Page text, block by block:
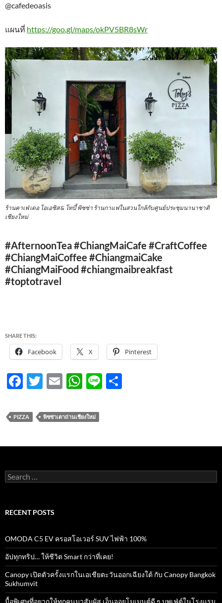
@cafedeoasis
แผนที่ https://goo.gl/maps/okPV5BR8sWr
ร้านคาเฟ่ เดอ โอเอซิส & โทบี้ พิซซ่า ร้านกาแฟในสวนใกล้กับศูนย์ประชุมนานาชาติ
เชียงใหม่
#AfternoonTea #ChiangMaiCafe #CraftCoffee
#ChiangMaiCoffee #ChiangmaiCake
#ChiangMaiFood #chiangmaibreakfast
#toptotravel
SHARE THIS:
Facebook X Pinterest
F
e
b
o
k
T
itt
er
E
ail
W
at
s
A
p
Li
PIZZA พิซซ่าเตาถ่านเชียงใหม่
Search
for:
RECENT POSTS
OMODA C5 EV ครอสโอเวอร์ SUV ไฟฟ้า 100%
อัปทุกทริป… ให้ชีวิต Smart กว่าที่เคย!
Canopy เปิดตัวครั้งแรกในเอเชียตะวันออกเฉียงใต้ กับ Canopy Bangkok
Sukhumvit
มื้อพิเศษที่อยากให้ทุกคนมาสัมผัส เอ็นจอยโมเมนต์ดี ๆ บุพเฟ่ต์ในโรงแรม